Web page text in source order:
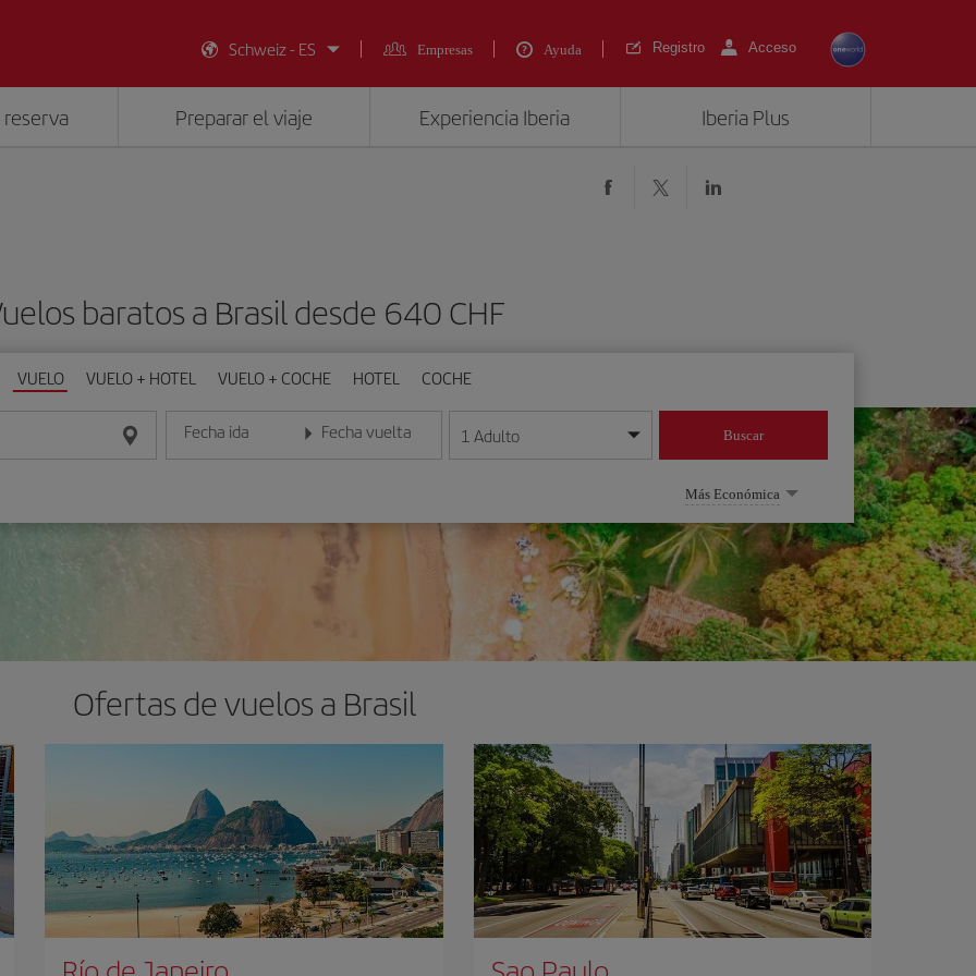
Schweiz - ES
Empresas Ayuda Registro Acceso
Preparar el viaje Experiencia Iberia Iberia Plus
baratos a Brasil desde 640 CHF
VUELO VUELO + HOTEL VUELO + COCHE HOTEL COCHE
Fecha ida
Introduce la fecha en formato día/mes/año
Fecha vuelta
Introduce la fecha en formato día/mes/año
1 Adulto Buscar
Más Económica
Ofertas de vuelos a Brasil